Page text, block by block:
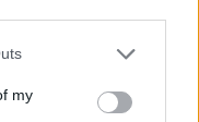
one or more Google
You may click to
third-party tags to
my
most